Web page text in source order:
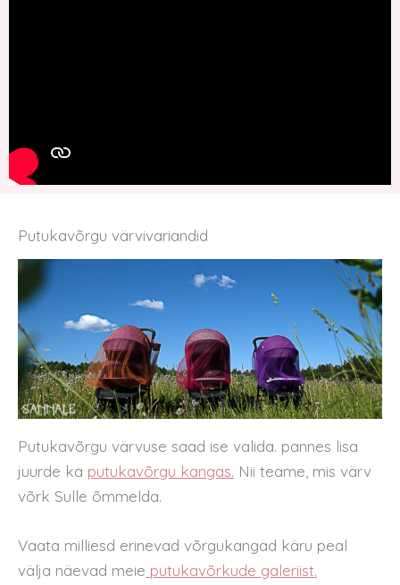
Putukavõrgu värvivariandid
Putukavõrgu värvuse saad ise valida. pannes lisa
juurde ka putukavõrgu kangas. Nii teame, mis värv
võrk Sulle õmmelda.
Vaata milliesd erinevad võrgukangad käru peal
välja näevad meie putukavõrkude galeriist.